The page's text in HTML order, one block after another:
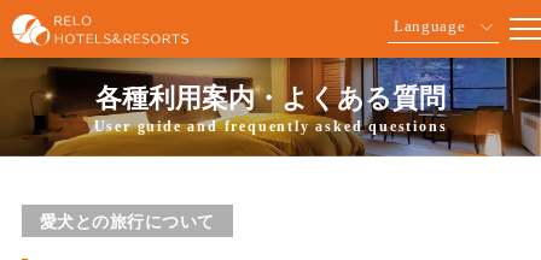
Language
各種利用案内・よくある質問
User guide and frequently asked questions
愛犬との旅行について